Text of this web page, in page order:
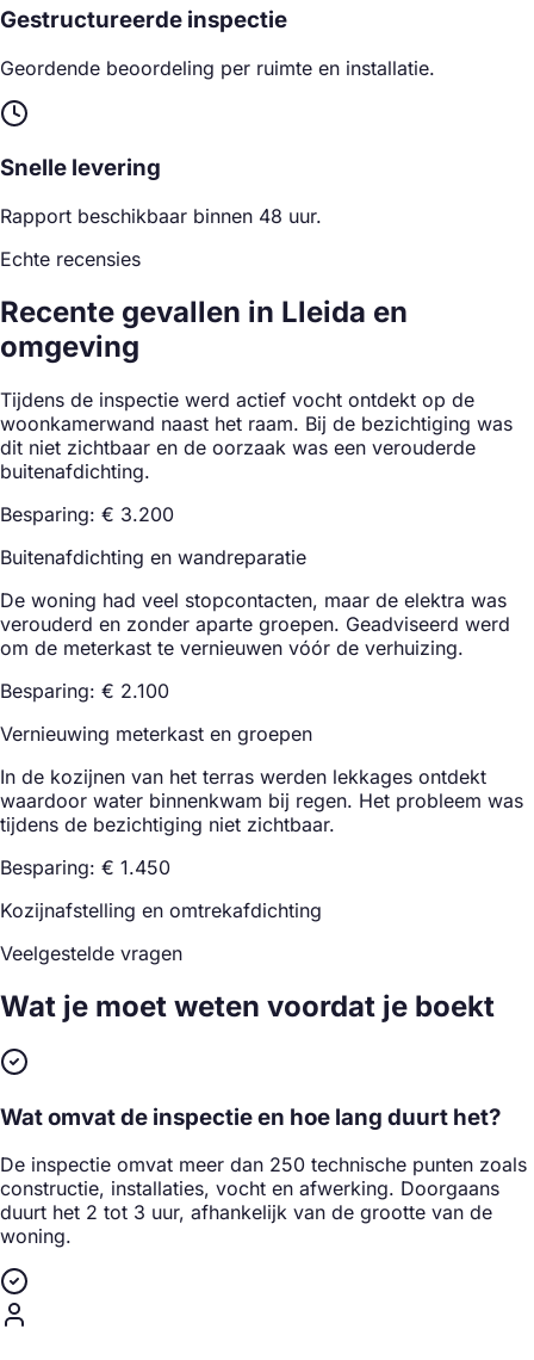
Gestructureerde inspectie
Geordende beoordeling per ruimte en installatie.
Snelle levering
Rapport beschikbaar binnen 48 uur.
Echte recensies
Recente gevallen in Lleida en
omgeving
Tijdens de inspectie werd actief vocht ontdekt op de
woonkamerwand naast het raam. Bij de bezichtiging was
dit niet zichtbaar en de oorzaak was een verouderde
buitenafdichting.
Besparing: € 3.200
Buitenafdichting en wandreparatie
De woning had veel stopcontacten, maar de elektra was
verouderd en zonder aparte groepen. Geadviseerd werd
om de meterkast te vernieuwen vóór de verhuizing.
Besparing: € 2.100
Vernieuwing meterkast en groepen
In de kozijnen van het terras werden lekkages ontdekt
waardoor water binnenkwam bij regen. Het probleem was
tijdens de bezichtiging niet zichtbaar.
Besparing: € 1.450
Kozijnafstelling en omtrekafdichting
Veelgestelde vragen
Wat je moet weten voordat je boekt
Wat omvat de inspectie en hoe lang duurt het?
De inspectie omvat meer dan 250 technische punten zoals
constructie, installaties, vocht en afwerking. Doorgaans
duurt het 2 tot 3 uur, afhankelijk van de grootte van de
woning.